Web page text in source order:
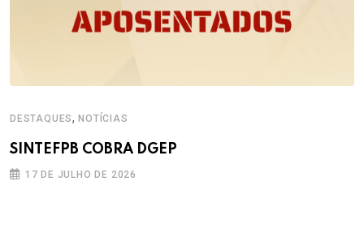
DESTAQUES,NOTÍCIAS
SINTEFPB COBRA DGEP
17 DE JULHO DE 2026